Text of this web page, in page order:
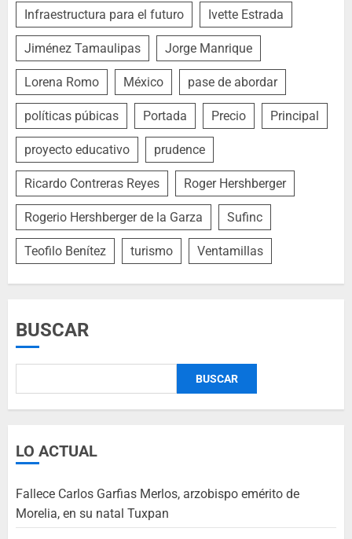
Infraestructura para el futuro Ivette Estrada
Jiménez Tamaulipas Jorge Manrique
Lorena Romo México pase de abordar
políticas púbicas Portada Precio Principal
proyecto educativo prudence
Ricardo Contreras Reyes Roger Hershberger
Rogerio Hershberger de la Garza Sufinc
Teofilo Benítez turismo Ventamillas
BUSCAR
BUSCAR
LO ACTUAL
Fallece Carlos Garfias Merlos, arzobispo emérito de
Morelia, en su natal Tuxpan